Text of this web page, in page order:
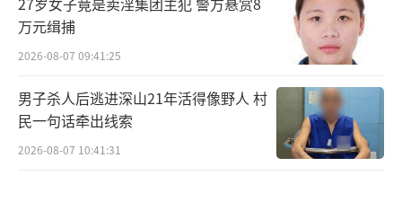
万元缉捕
2026-08-07 09:41:25
男子杀人后逃进深山21年活得像野人 村
民一句话牵出线索
2026-08-07 10:41:31